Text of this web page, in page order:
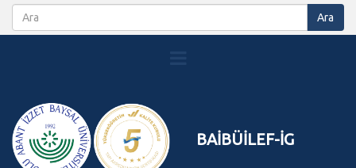
BAİBÜİLEF-İG